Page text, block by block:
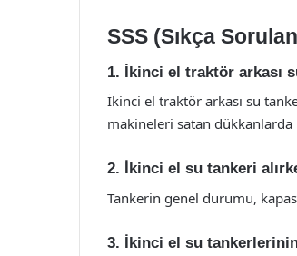
SSS (Sıkça
1. İkinci el traktör arkası
İkinci el traktör arkası su
makineleri satan
2. İkinci el su tankeri
Tankerin genel durumu,
3. İkinci el su